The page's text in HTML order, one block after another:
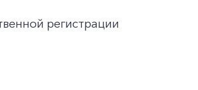
регистрации